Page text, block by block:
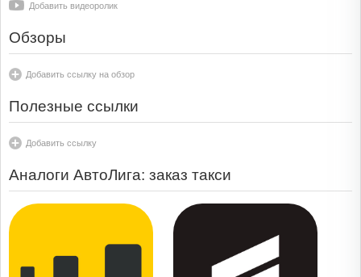
Добавить видеоролик
Обзоры
Добавить ссылку на обзор
Полезные ссылки
Добавить ссылку
Аналоги АвтоЛига: заказ такси